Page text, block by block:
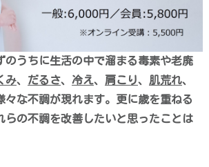
のうちに生活の中で溜まる毒素や老廃
み、 だるさ、 冷え、 肩こり、 肌荒れ、
な不調が現れます。 更に歳を重ねる
らの不調を改善したいと思ったことは